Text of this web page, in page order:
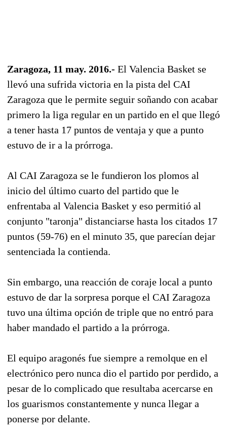
Zaragoza, 11 may. 2016.- El Valencia Basket se
llevó una sufrida victoria en la pista del CAI
Zaragoza que le permite seguir soñando con acabar
primero la liga regular en un partido en el que llegó
a tener hasta 17 puntos de ventaja y que a punto
estuvo de ir a la prórroga.
Al CAI Zaragoza se le fundieron los plomos al
inicio del último cuarto del partido que le
enfrentaba al Valencia Basket y eso permitió al
conjunto "taronja" distanciarse hasta los citados 17
puntos (59-76) en el minuto 35, que parecían dejar
sentenciada la contienda.
Sin embargo, una reacción de coraje local a punto
estuvo de dar la sorpresa porque el CAI Zaragoza
tuvo una última opción de triple que no entró para
haber mandado el partido a la prórroga.
El equipo aragonés fue siempre a remolque en el
electrónico pero nunca dio el partido por perdido, a
pesar de lo complicado que resultaba acercarse en
los guarismos constantemente y nunca llegar a
ponerse por delante.